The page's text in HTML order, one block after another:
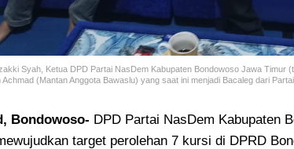
Syah, Ketua DPD Partai NasDem Kabupaten Bondowoso Jawa Timur
Achmad (Mantan Anggota Bawaslu) yang saat ini menjadi Bacaleg dari
Bondowoso- DPD Partai NasDem Kabupaten
target perolehan 7 kursi di DPRD